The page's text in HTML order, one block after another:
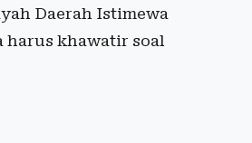
Daerah Istimewa
harus khawatir soal